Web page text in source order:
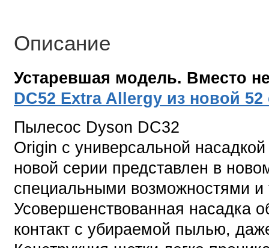
Описание
Устаревшая модель. Вместо
DC52 Extra Allergy из новой 52
Пылесос Dyson DC32
Origin с универсальной
новой серии представлен в
специальными возможностями и
Усовершенствованная насадка
контакт с убираемой пылью,